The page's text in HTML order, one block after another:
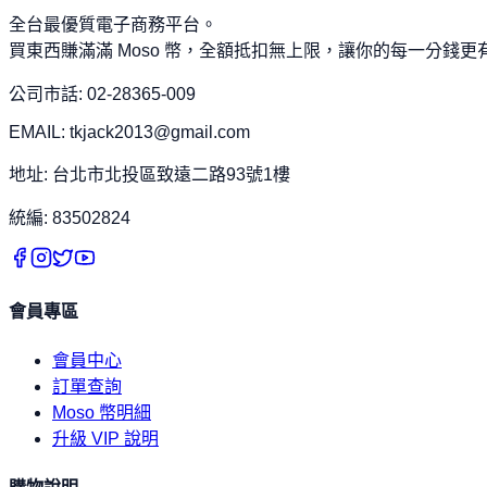
全台最優質電子商務平台。
買東西賺滿滿 Moso 幣，全額抵扣無上限，讓你的每一分錢更
公司市話: 02-28365-009
EMAIL: tkjack2013@gmail.com
地址: 台北市北投區致遠二路93號1樓
統編: 83502824
會員專區
會員中心
訂單查詢
Moso 幣明細
升級 VIP 說明